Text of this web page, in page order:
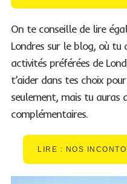
On te conseille de lire
Londres sur le blog, où tu
activités préférées de
t’aider dans tes choix
seulement, mais tu auras
complémentaires.
LIRE : NOS